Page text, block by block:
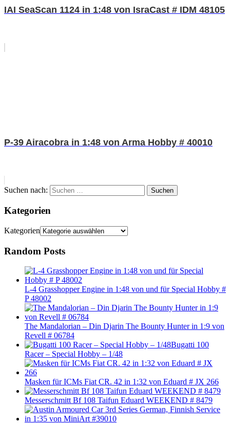
IAI SeaScan 1124 in 1:48 von IsraCast # IDM 48105
P-39 Airacobra in 1:48 von Arma Hobby # 40010
Suchen nach: Suchen
Kategorien
Kategorien
Random Posts
L-4 Grasshopper Engine in 1:48 von und für Special Hobby #
P 48002
The Mandalorian – Din Djarin The Bounty Hunter in 1:9 von
Revell # 06784
Bugatti 100
Racer – Special Hobby – 1/48
Masken für ICMs Fiat CR. 42 in 1:32 von Eduard # JX 266
Messerschmitt Bf 108 Taifun Eduard WEEKEND # 8479